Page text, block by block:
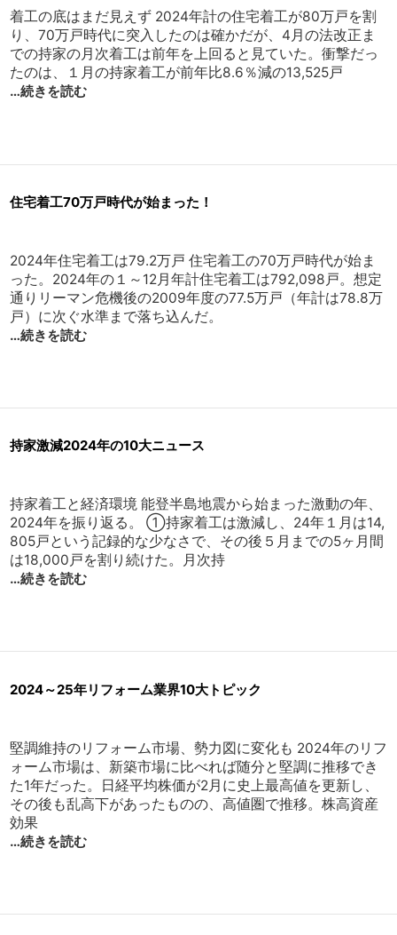
着工の底はまだ見えず 2024年計の住宅着工が80万戸を割
り、70万戸時代に突入したのは確かだが、4月の法改正ま
での持家の月次着工は前年を上回ると見ていた。衝撃だっ
たのは、１月の持家着工が前年比8.6％減の13,525戸
…続きを読む
住宅着工70万戸時代が始まった！
2024年住宅着工は79.2万戸 住宅着工の70万戸時代が始ま
った。2024年の１～12月年計住宅着工は792,098戸。想定
通りリーマン危機後の2009年度の77.5万戸（年計は78.8万
戸）に次ぐ水準まで落ち込んだ。
…続きを読む
持家激減2024年の10大ニュース
持家着工と経済環境 能登半島地震から始まった激動の年、
2024年を振り返る。 ①持家着工は激減し、24年１月は14,
805戸という記録的な少なさで、その後５月までの5ヶ月間
は18,000戸を割り続けた。月次持
…続きを読む
2024～25年リフォーム業界10大トピック
堅調維持のリフォーム市場、勢力図に変化も 2024年のリフ
ォーム市場は、新築市場に比べれば随分と堅調に推移でき
た1年だった。日経平均株価が2月に史上最高値を更新し、
その後も乱高下があったものの、高値圏で推移。株高資産
効果
…続きを読む